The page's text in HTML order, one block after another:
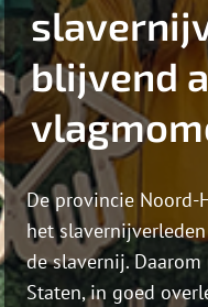
blijvend
De provincie
het
de slavernij. Daarom
Staten, in goed